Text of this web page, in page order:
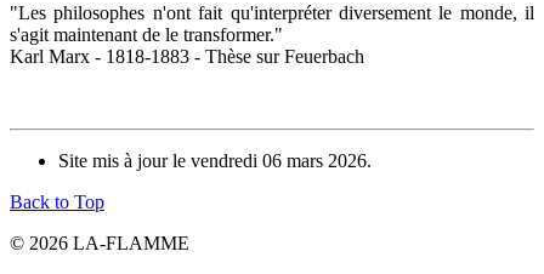
"Les philosophes n'ont fait qu'interpréter diversement le monde, il
s'agit maintenant de le transformer."
Karl Marx - 1818-1883 - Thèse sur Feuerbach
Site mis à jour le vendredi 06 mars 2026.
Back to Top
© 2026 LA-FLAMME